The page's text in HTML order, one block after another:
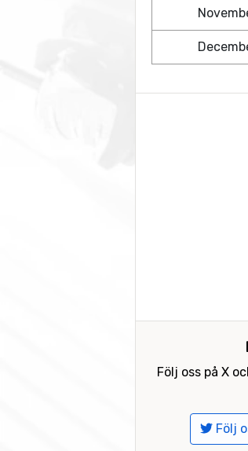
Följ oss på X
Följ